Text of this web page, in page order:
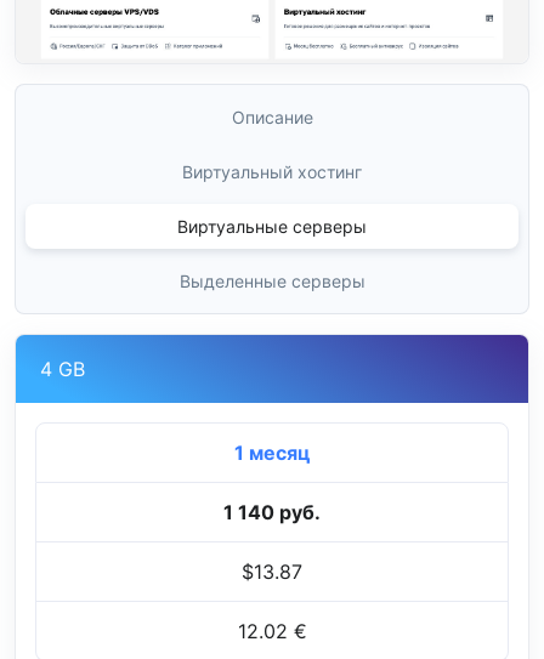
Описание
Виртуальный хостинг
Виртуальные серверы
Выделенные серверы
4 GB
1 месяц
1 140 руб.
$13.87
12.02 €